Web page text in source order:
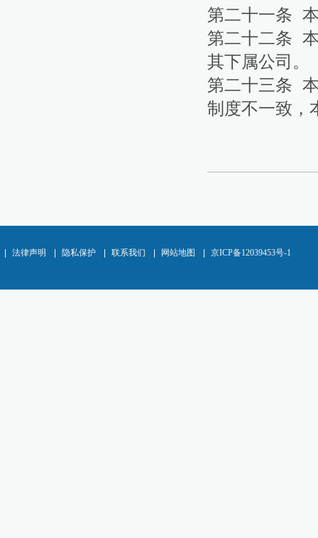
第二十一条
第二十二条
其下属公司。
第二十三条
制度不一致，
法律声明 隐私保护 联系我们 网站地图 京ICP备12039453号-1